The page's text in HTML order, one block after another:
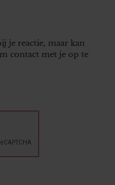
je reactie, maar kan
contact met je op te